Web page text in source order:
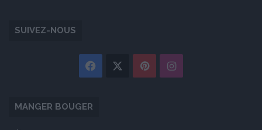
SUIVEZ-NOUS
Facebook PinterestInstagram
MANGER BOUGER